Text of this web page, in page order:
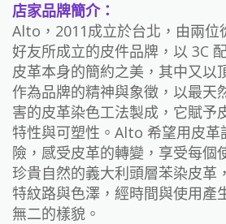
店家品牌簡介：
Alto，2011成立於台北，由兩位
好友所成立的皮件品牌，以 3C
皮革本身的簡約之美，其中又以
作為品牌的精神與象徵，以最天
害的皮革染色工法製成，它賦予
特性與可塑性。Alto 希望用皮革
險，感受皮革的轉變，享受每個
珍貴自然的義大利頭層苯染皮革
特紋路與色澤，經時間與使用產
無二的樣貌。